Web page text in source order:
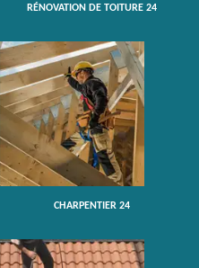
RÉNOVATION DE TOITURE 24
CHARPENTIER 24